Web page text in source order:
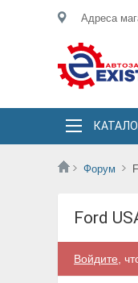
Адреса
Форум
Ford
Войдите ,